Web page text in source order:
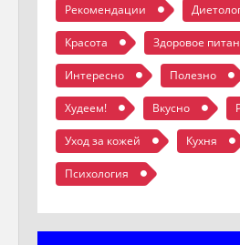
Рекомендации
Красота Здоровое
Интересно Полезно
Худеем! Вкусно
Уход за кожей Кухня
Психология